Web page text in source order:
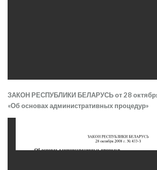
ЗАКОН РЕСПУБЛИКИ БЕЛАРУСЬ от 28
«Об основах административных процедур»